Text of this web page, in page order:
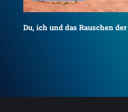
Du, ich und das Rauschen